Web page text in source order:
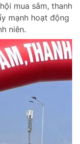
mua sắm, thanh
mạnh hoạt động
niên.